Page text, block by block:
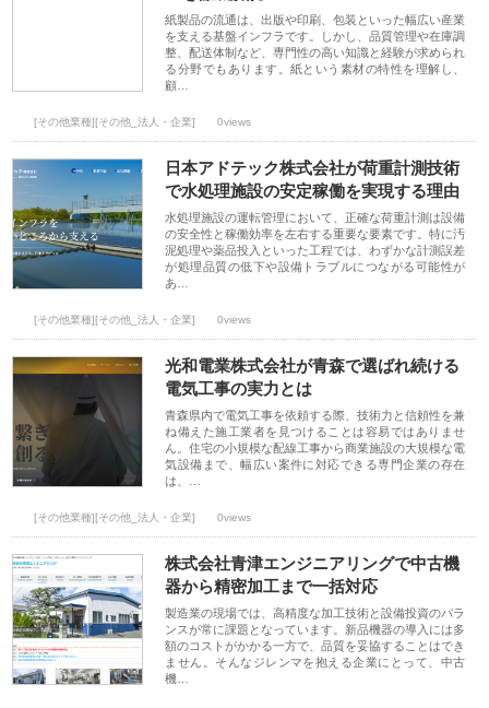
紙製品の流通は、出版や印刷、包装といった幅広い産業
を支える基盤インフラです。しかし、品質管理や在庫調
整、配送体制など、専門性の高い知識と経験が求められ
る分野でもあります。紙という素材の特性を理解し、
顧…
[その他業種][その他_法人・企業] 0views
日本アドテック株式会社が荷重計測技術
で水処理施設の安定稼働を実現する理由
水処理施設の運転管理において、正確な荷重計測は設備
の安全性と稼働効率を左右する重要な要素です。特に汚
泥処理や薬品投入といった工程では、わずかな計測誤差
が処理品質の低下や設備トラブルにつながる可能性が
あ…
[その他業種][その他_法人・企業] 0views
光和電業株式会社が青森で選ばれ続ける
電気工事の実力とは
青森県内で電気工事を依頼する際、技術力と信頼性を兼
ね備えた施工業者を見つけることは容易ではありませ
ん。住宅の小規模な配線工事から商業施設の大規模な電
気設備まで、幅広い案件に対応できる専門企業の存在
は、…
[その他業種][その他_法人・企業] 0views
株式会社青津エンジニアリングで中古機
器から精密加工まで一括対応
製造業の現場では、高精度な加工技術と設備投資のバラ
ンスが常に課題となっています。新品機器の導入には多
額のコストがかかる一方で、品質を妥協することはでき
ません。そんなジレンマを抱える企業にとって、中古
機…